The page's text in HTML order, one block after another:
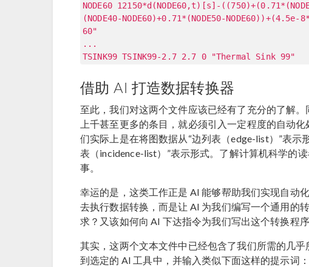
NODE60 12150*d(NODE60,t)[s]-
(NODE40-NODE60)+0.71*(NODE50-
60"
...
TSINK99 TSINK99-2.7 2.7 0 "Thermal Sink 99"
借助 AI 打造数据转换器
至此，我们对这两个文件应该已经有了充分的了解
上千甚至更多的条目，就必须引入一定程度的自动
们实际上是在将图数据从“边列表（edge-list）”表示
表（incidence-list）”表示形式。了解计算机科学的
事。
幸运的是，这类工作正是 AI 能够帮助我们实现自动
去执行数据转换，而是让 AI 为我们编写一个通用的
求？又该如何向 AI 下达指令为我们写出这个转换程
其实，这两个文本文件中已经包含了我们所需的几
到选定的 AI 工具中，并输入类似下面这样的提示词：